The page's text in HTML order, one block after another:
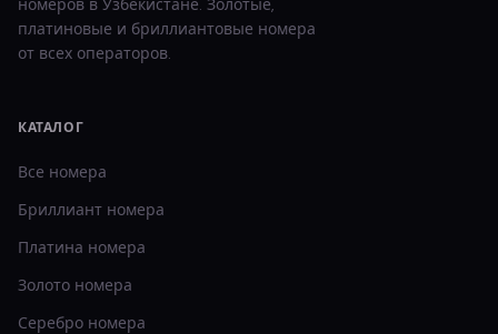
номеров в Узбекистане. Золотые,
платиновые и бриллиантовые номера
от всех операторов.
КАТАЛОГ
Все номера
Бриллиант номера
Платина номера
Золото номера
Серебро номера